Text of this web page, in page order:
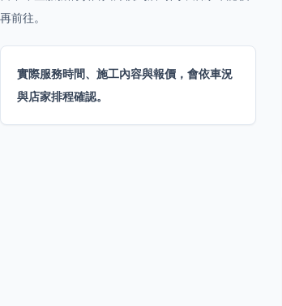
再前往。
實際服務時間、施工內容與報價，會依車況
與店家排程確認。